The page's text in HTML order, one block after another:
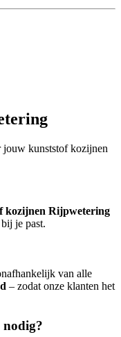
jouw kunststof kozijnen
kozijnen Rijpwetering
je past.
van alle
– zodat onze klanten het